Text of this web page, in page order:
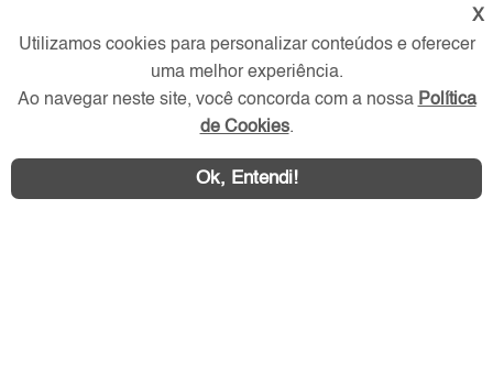
X
Utilizamos cookies para personalizar conteúdos e oferecer
uma melhor experiência.
Ao navegar neste site, você concorda com a nossa Política
de Cookies.
Ok, Entendi!